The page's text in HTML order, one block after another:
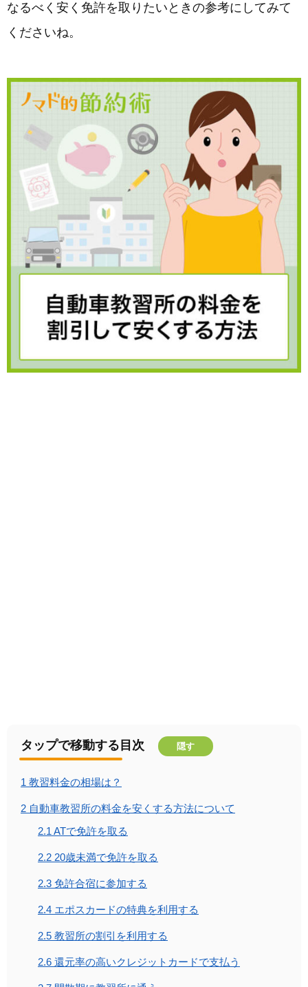
なるべく安く免許を取りたいときの参考にしてみて
くださいね。
タップで移動する目次 隠す
1 教習料金の相場は？
2 自動車教習所の料金を安くする方法について
2.1 ATで免許を取る
2.2 20歳未満で免許を取る
2.3 免許合宿に参加する
2.4 エポスカードの特典を利用する
2.5 教習所の割引を利用する
2.6 還元率の高いクレジットカードで支払う